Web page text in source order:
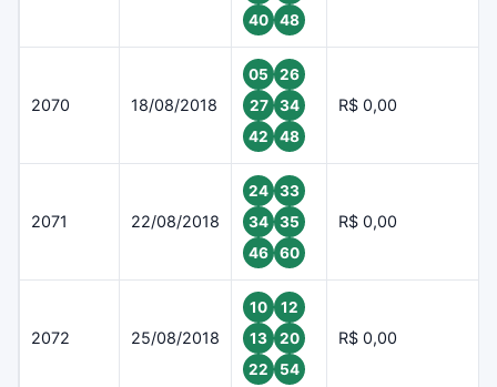
40
48
2070 18/08/2018
05
26
27
34
42
48
R$ 0,00
2071 22/08/2018
24
33
34
35
46
60
R$ 0,00
2072 25/08/2018
10
12
13
20
22
54
R$ 0,00